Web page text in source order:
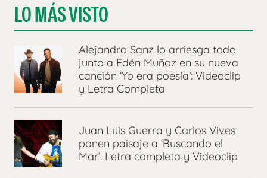
LO MÁS VISTO
Alejandro Sanz lo arriesga todo
junto a Edén Muñoz en su nueva
canción ‘Yo era poesía’: Videoclip
y Letra Completa
Juan Luis Guerra y Carlos Vives
ponen paisaje a ‘Buscando el
Mar’: Letra completa y Videoclip